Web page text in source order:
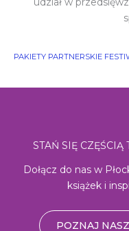
PAKIETY PARTNERSKIE
STAŃ SIĘ
Dołącz do nas w
książek i
POZNAJ